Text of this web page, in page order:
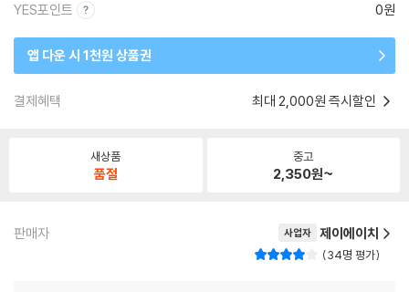
YES포인트 0원
앱 다운 시 1천원 상품권
결제혜택 최대 2,000원 즉시할인
새상품
품절
중고
2,350원~
판매자 사업자 제이에이치
34명 평가